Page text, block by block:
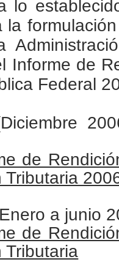
lo
la
Informe de
Federal
de
Tributaria
a junio
de
Tributaria